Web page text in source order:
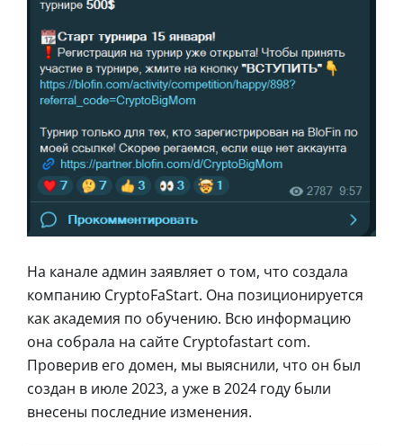
На канале админ заявляет о том, что создала
компанию CryptoFaStart. Она позиционируется
как академия по обучению. Всю информацию
она собрала на сайте Cryptofastart com.
Проверив его домен, мы выяснили, что он был
создан в июле 2023, а уже в 2024 году были
внесены последние изменения.